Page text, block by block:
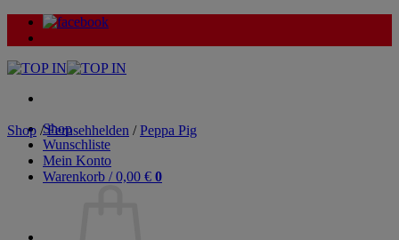
Zum
Inhalt
Shop
Wunschliste
Mein Konto
Warenkorb /0,00 € 0
Shop / Fernsehhelden / Peppa Pig